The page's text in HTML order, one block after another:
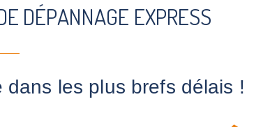
DÉPANNAGE EXPRESS
les plus brefs délais !